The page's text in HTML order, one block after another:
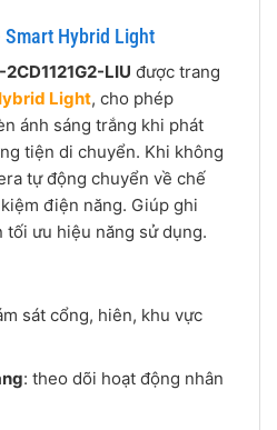
Hybrid Light
LIU được trang
Light, cho phép
ánh sáng trắng khi phát
tiện di chuyển. Khi không
tự động chuyển về chế
điện năng. Giúp ghi
tối ưu hiệu năng sử dụng.
sát cổng, hiên, khu vực
: theo dõi hoạt động nhân